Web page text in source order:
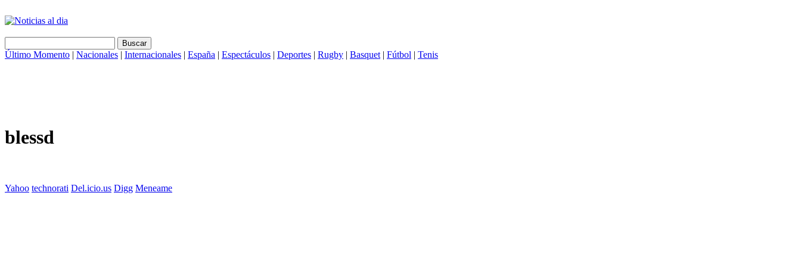
Último Momento | Nacionales | Internacionales | España | Espectáculos | Deportes | Rugby | Basquet | Fútbol | Tenis
blessd
Yahoo technorati Del.icio.us Digg Meneame